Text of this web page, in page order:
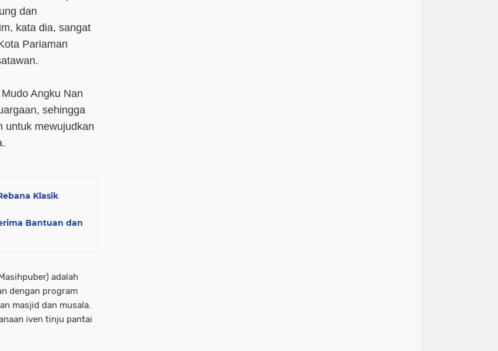
dan
kata dia, sangat
Pariaman
Angku Nan
sehingga
untuk mewujudkan
Klasik
Bantuan dan
adalah
dengan program
masjid dan musala.
iven tinju pantai